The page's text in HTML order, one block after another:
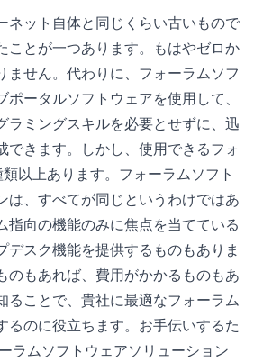
ネット自体と同じくらい古いもので
ことが一つあります。もはやゼロか
ません。代わりに、フォーラムソフ
ポータルソフトウェアを使用して、
ラミングスキルを必要とせずに、迅
できます。しかし、使用できるフォ
以上あります。フォーラムソフト
は、すべてが同じというわけではあ
指向の機能のみに焦点を当てている
デスク機能を提供するものもありま
のもあれば、費用がかかるものもあ
ることで、貴社に最適なフォーラム
るのに役立ちます。お手伝いするた
ラムソフトウェアソリューション